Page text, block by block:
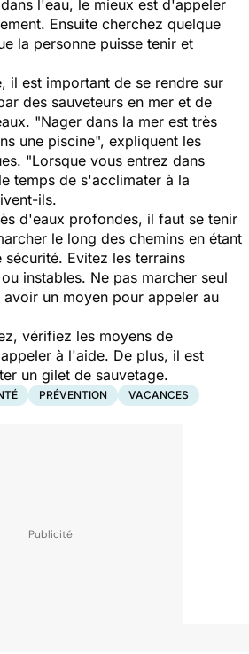
l'eau, le mieux est d'appeler
Ensuite cherchez quelque
la personne puisse tenir et
il est important de se rendre sur
des sauveteurs en mer et de
"Nager dans la mer est très
une piscine", expliquent les
"Lorsque vous entrez dans
temps de s'acclimater à la
ils.
d'eaux profondes, il faut se tenir
le long des chemins en étant
Evitez les terrains
instables. Ne pas marcher seul
un moyen pour appeler au
vérifiez les moyens de
à l'aide. De plus, il est
un gilet de sauvetage.
PRÉVENTION VACANCES